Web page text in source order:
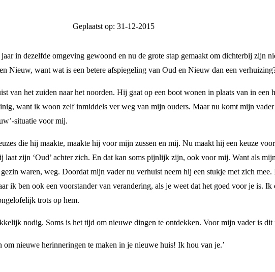
Geplaatst op: 31-12-2015
in dezelfde omgeving gewoond en nu de grote stap gemaakt om dichterbij zijn
Nieuw, want wat is een betere afspiegeling van Oud en Nieuw dan een
van het zuiden naar het noorden. Hij gaat op een boot wonen in plaats van in een
want ik woon zelf inmiddels ver weg van mijn ouders. Maar nu komt mijn
situatie voor mij.
die hij maakte, maakte hij voor mijn zussen en mij. Nu maakt hij een keuze
zijn ‘Oud’ achter zich. En dat kan soms pijnlijk zijn, ook voor mij. Want als
waren, weg. Doordat mijn vader nu verhuist neem hij een stukje met zich
ik ben ook een voorstander van verandering, als je weet dat het goed voor je is.
trots op hem.
nodig. Soms is het tijd om nieuwe dingen te ontdekken. Voor mijn vader is dit
nieuwe herinneringen te maken in je nieuwe huis! Ik hou van je.’